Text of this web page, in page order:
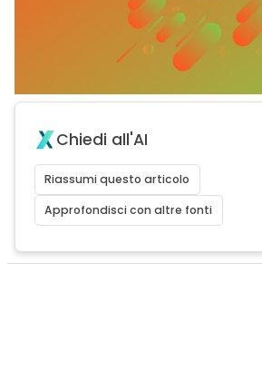
Chiedi all'AI
Riassumi questo articolo
Approfondisci con altre fonti